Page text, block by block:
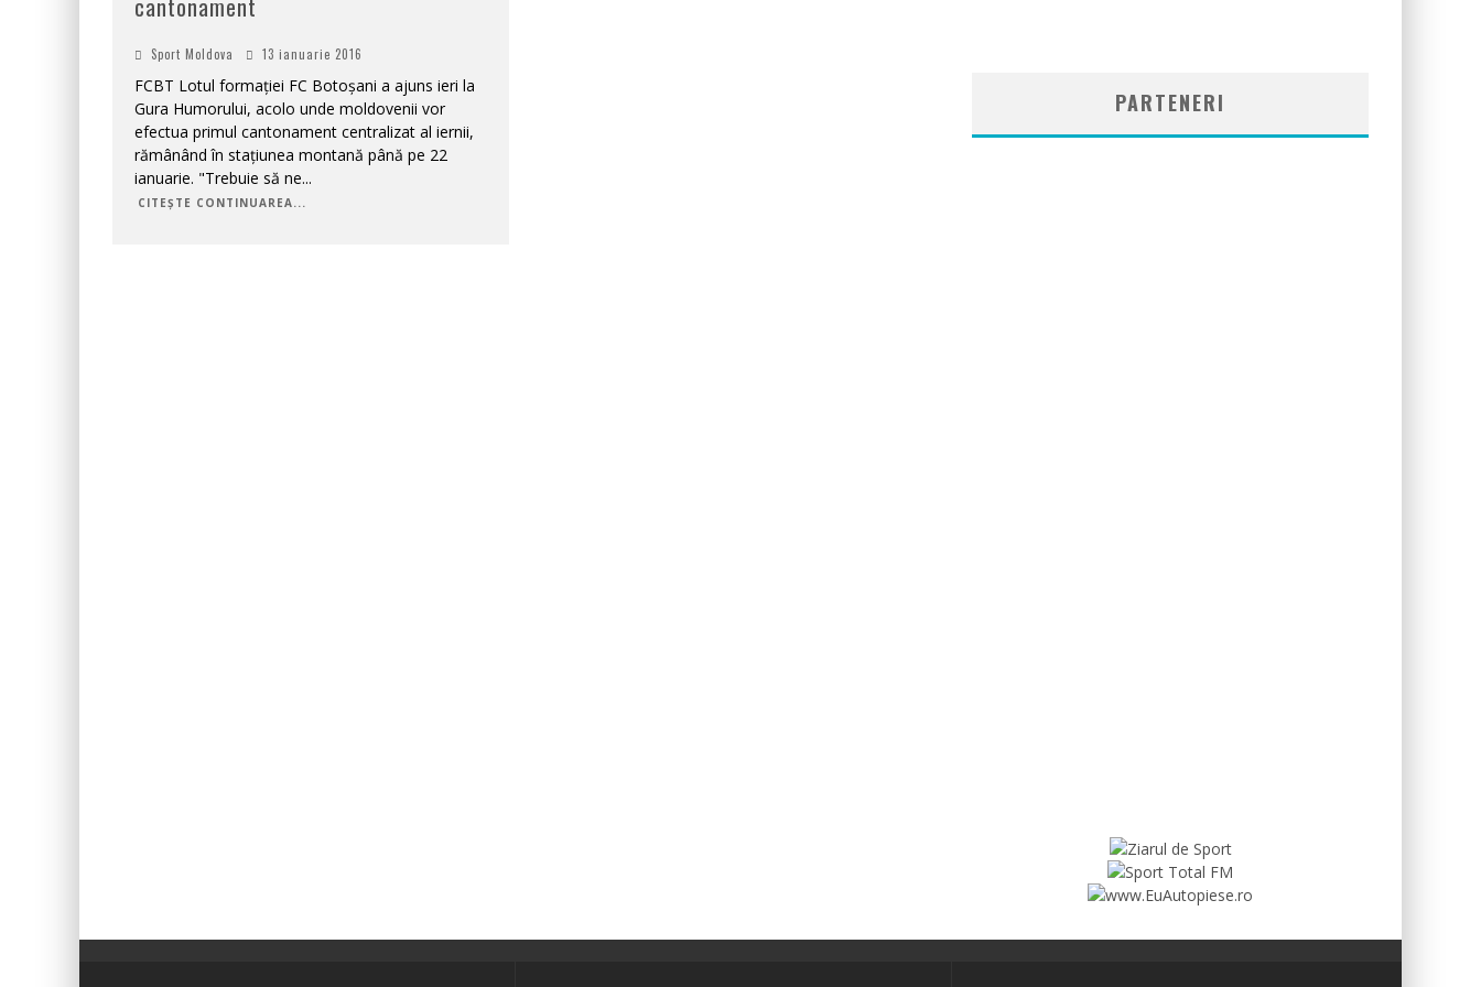
cantonament
Sport Moldova 13 ianuarie 2016
FCBT Lotul formației FC Botoșani a ajuns ieri la
Gura Humorului, acolo unde moldovenii vor
efectua primul cantonament centralizat al iernii,
rămânând în stațiunea montană până pe 22
ianuarie. "Trebuie să ne...
CITEȘTE CONTINUAREA...
PARTENERI